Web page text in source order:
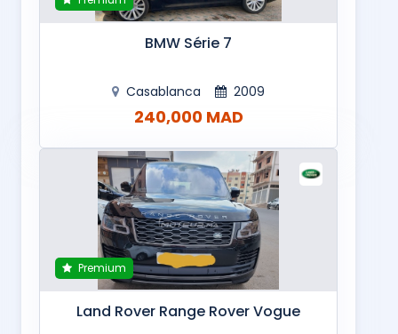
BMW Série 7
Casablanca 2009
240,000 MAD
Premium
Land Rover Range Rover Vogue